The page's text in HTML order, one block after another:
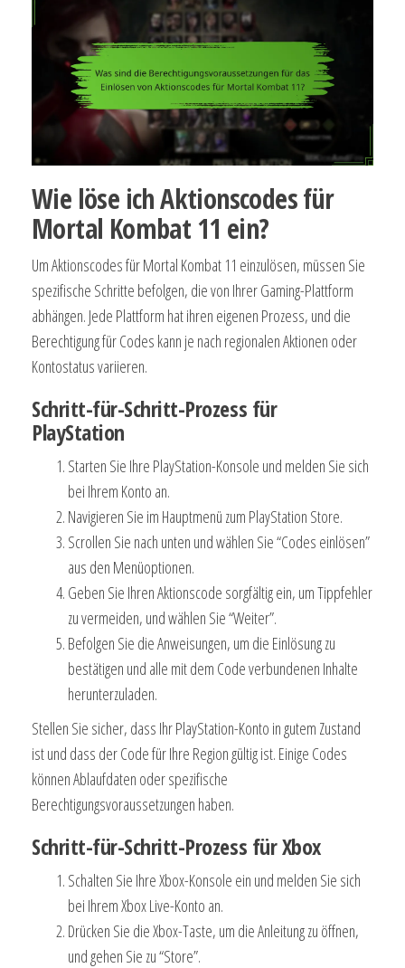
Wie löse ich Aktionscodes für
Mortal Kombat 11 ein?
Um Aktionscodes für Mortal Kombat 11 einzulösen, müssen Sie
spezifische Schritte befolgen, die von Ihrer Gaming-Plattform
abhängen. Jede Plattform hat ihren eigenen Prozess, und die
Berechtigung für Codes kann je nach regionalen Aktionen oder
Kontostatus variieren.
Schritt-für-Schritt-Prozess für
PlayStation
Starten Sie Ihre PlayStation-Konsole und melden Sie sich
bei Ihrem Konto an.
Navigieren Sie im Hauptmenü zum PlayStation Store.
Scrollen Sie nach unten und wählen Sie “Codes einlösen”
aus den Menüoptionen.
Geben Sie Ihren Aktionscode sorgfältig ein, um Tippfehler
zu vermeiden, und wählen Sie “Weiter”.
Befolgen Sie die Anweisungen, um die Einlösung zu
bestätigen und alle mit dem Code verbundenen Inhalte
herunterzuladen.
Stellen Sie sicher, dass Ihr PlayStation-Konto in gutem Zustand
ist und dass der Code für Ihre Region gültig ist. Einige Codes
können Ablaufdaten oder spezifische
Berechtigungsvoraussetzungen haben.
Schritt-für-Schritt-Prozess für Xbox
Schalten Sie Ihre Xbox-Konsole ein und melden Sie sich
bei Ihrem Xbox Live-Konto an.
Drücken Sie die Xbox-Taste, um die Anleitung zu öffnen,
und gehen Sie zu “Store”.